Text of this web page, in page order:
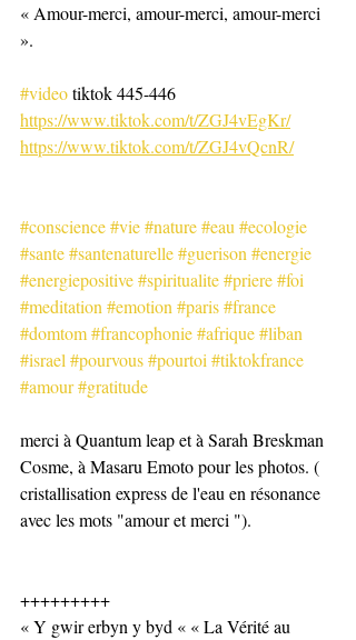
« Amour-merci, amour-merci, amour-merci
».
#video tiktok 445-446
https://www.tiktok.com/t/ZGJ4vEgKr/
https://www.tiktok.com/t/ZGJ4vQcnR/
#conscience#vie#nature#eau #ecologie
#sante#santenaturelle#guerison #energie
#energiepositive#spiritualite#priere#foi
#meditation #emotion #paris#france
#domtom#francophonie#afrique#liban
#israel #pourvous#pourtoi #tiktokfrance
#amour#gratitude
merci à Quantum leap et à Sarah Breskman
Cosme, à Masaru Emoto pour les photos. (
cristallisation express de l'eau en résonance
avec les mots "amour et merci ").
+++++++++
« Y gwir erbyn y byd « « La Vérité au